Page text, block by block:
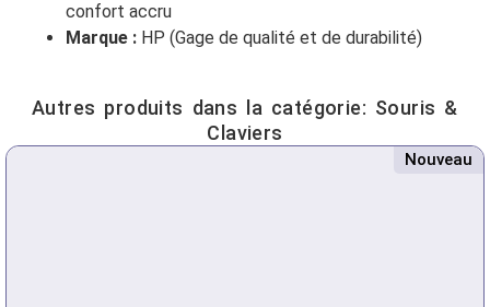
confort accru
Marque : HP (Gage de qualité et de durabilité)
Autres produits dans la catégorie: Souris &
Claviers
Nouveau